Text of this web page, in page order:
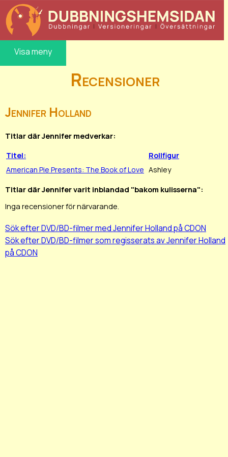
Visa meny
Recensioner
Jennifer Holland
Titlar där Jennifer medverkar:
Titel:
Rollfigur
American Pie Presents: The Book of Love Ashley
Titlar där Jennifer varit inblandad "bakom kulisserna":
Inga recensioner för närvarande.
Sök efter DVD/BD-filmer med Jennifer Holland på CDON
Sök efter DVD/BD-filmer som regisserats av Jennifer Holland
på CDON